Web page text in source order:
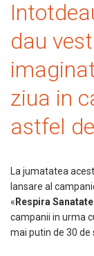
dau
ziua in
astfel
La jumatatea
lansare al
« Respira
campanii in urma
mai putin de 30 de